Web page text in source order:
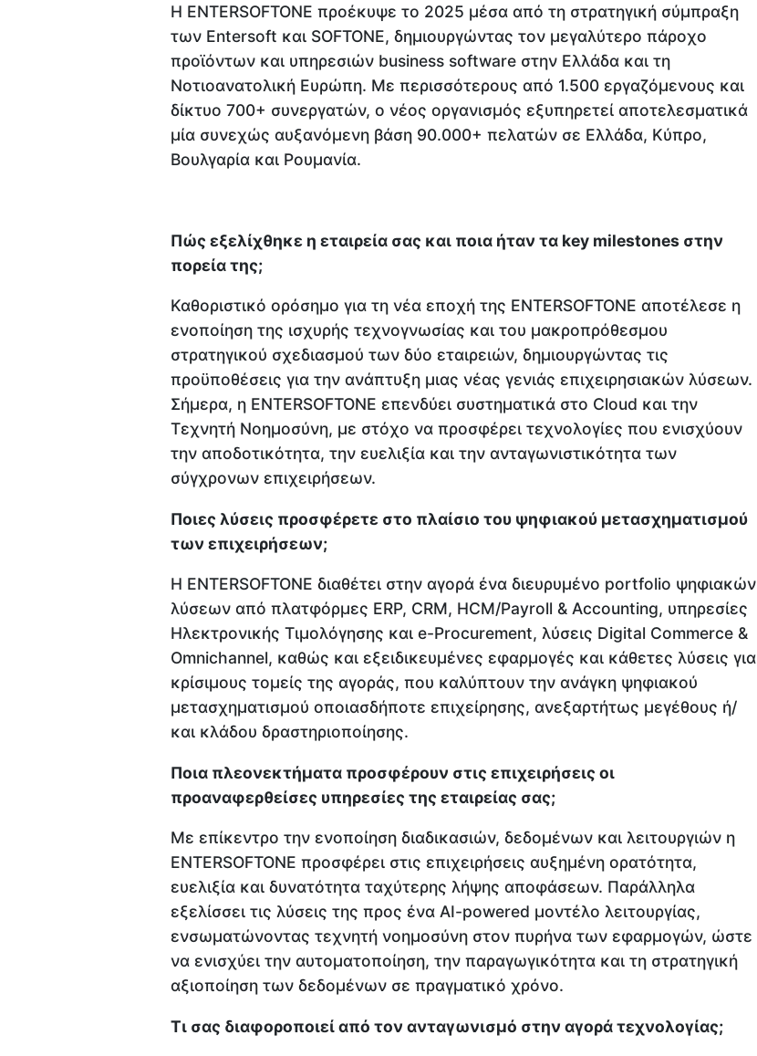
Η ENTERSOFTONE προέκυψε το 2025 μέσα από τη στρατηγική σύμπραξη
των Entersoft και SOFTONE, δημιουργώντας τον μεγαλύτερο πάροχο
προϊόντων και υπηρεσιών business software στην Ελλάδα και τη
Νοτιοανατολική Ευρώπη. Με περισσότερους από 1.500 εργαζόμενους και
δίκτυο 700+ συνεργατών, ο νέος οργανισμός εξυπηρετεί αποτελεσματικά
μία συνεχώς αυξανόμενη βάση 90.000+ πελατών σε Ελλάδα, Κύπρο,
Βουλγαρία και Ρουμανία.
Πώς εξελίχθηκε η εταιρεία σας και ποια ήταν τα key milestones στην
πορεία της;
Καθοριστικό ορόσημο για τη νέα εποχή της ENTERSOFTONE αποτέλεσε η
ενοποίηση της ισχυρής τεχνογνωσίας και του μακροπρόθεσμου
στρατηγικού σχεδιασμού των δύο εταιρειών, δημιουργώντας τις
προϋποθέσεις για την ανάπτυξη μιας νέας γενιάς επιχειρησιακών λύσεων.
Σήμερα, η ENTERSOFTONE επενδύει συστηματικά στο Cloud και την
Τεχνητή Νοημοσύνη, με στόχο να προσφέρει τεχνολογίες που ενισχύουν
την αποδοτικότητα, την ευελιξία και την ανταγωνιστικότητα των
σύγχρονων επιχειρήσεων.
Ποιες λύσεις προσφέρετε στο πλαίσιο του ψηφιακού μετασχηματισμού
των επιχειρήσεων;
Η ENTERSOFTONE διαθέτει στην αγορά ένα διευρυμένο portfolio ψηφιακών
λύσεων από πλατφόρμες ERP, CRM, HCM/Payroll & Accounting, υπηρεσίες
Ηλεκτρονικής Τιμολόγησης και e-Procurement, λύσεις Digital Commerce &
Omnichannel, καθώς και εξειδικευμένες εφαρμογές και κάθετες λύσεις για
κρίσιμους τομείς της αγοράς, που καλύπτουν την ανάγκη ψηφιακού
μετασχηματισμού οποιασδήποτε επιχείρησης, ανεξαρτήτως μεγέθους ή/
και κλάδου δραστηριοποίησης.
Ποια πλεονεκτήματα προσφέρουν στις επιχειρήσεις οι
προαναφερθείσες υπηρεσίες της εταιρείας σας;
Με επίκεντρο την ενοποίηση διαδικασιών, δεδομένων και λειτουργιών η
ENTERSOFTONE προσφέρει στις επιχειρήσεις αυξημένη ορατότητα,
ευελιξία και δυνατότητα ταχύτερης λήψης αποφάσεων. Παράλληλα
εξελίσσει τις λύσεις της προς ένα AI-powered μοντέλο λειτουργίας,
ενσωματώνοντας τεχνητή νοημοσύνη στον πυρήνα των εφαρμογών, ώστε
να ενισχύει την αυτοματοποίηση, την παραγωγικότητα και τη στρατηγική
αξιοποίηση των δεδομένων σε πραγματικό χρόνο.
Τι σας διαφοροποιεί από τον ανταγωνισμό στην αγορά τεχνολογίας;